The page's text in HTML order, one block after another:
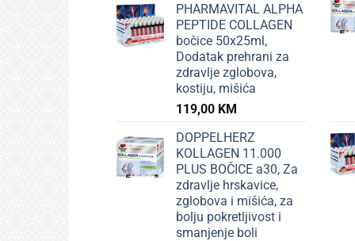
PHARMAVITAL ALPHA
PEPTIDE COLLAGEN
bočice 50x25ml,
Dodatak prehrani za
zdravlje zglobova,
kostiju, mišića
119,00 KM
DOPPELHERZ
KOLLAGEN 11.000
PLUS BOČICE a30, Za
zdravlje hrskavice,
zglobova i mišića, za
bolju pokretljivost i
smanjenje boli